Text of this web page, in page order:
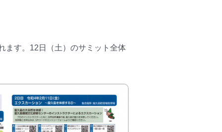
ます。12日（土）のサミット全体